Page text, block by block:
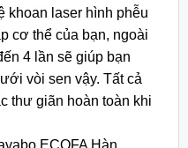
khoan laser hình phễu
cơ thể của bạn, ngoài
4 lần sẽ giúp bạn
vòi sen vậy. Tất cả
thư giãn hoàn toàn khi